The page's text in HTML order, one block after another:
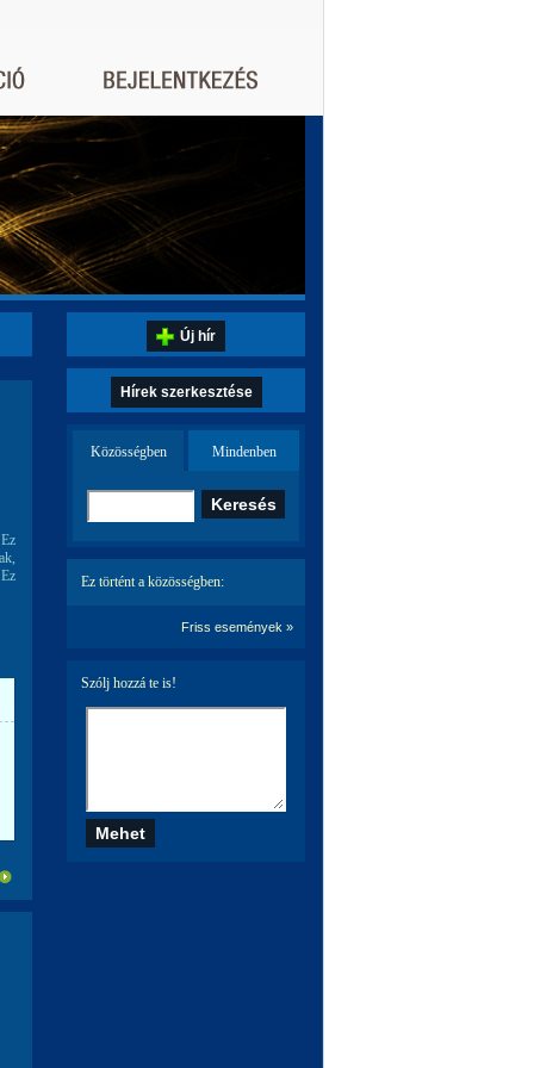
Új hír
Hírek szerkesztése
Közösségben Mindenben
Ez történt a közösségben:
Friss események »
Szólj hozzá te is!